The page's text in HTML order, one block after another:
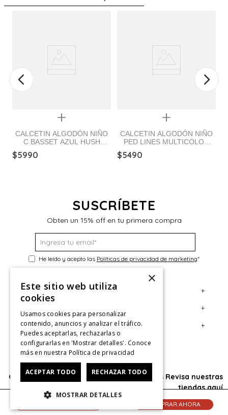
COMPRAR AHORA
Quickview
CALCETIN ALGODÓN NIÑO
C BASSET AZUL HUSH
$5990
Quickview
CALCETIN ALGODÓN NIÑO
PED LINES MULTICOLOR
$5490
SUSCRÍBETE
Obten un 15% off en tu primera compra
He leído y acepto las Políticas de privacidad de marketing*
Servicio al Consumidor +
Centro de Ayuda
Contáctanos
Giftcard
Retiro en tienda
CyberMonday
CyberDay
+
Términos y Condiciones
Políticas de Despacho
Cambios, Retracto y Garantía
Política de Privacidad de Marketing
Cuenta +
Mi Cuenta
Sigue tu compra
¿Dónde viene mi compra?
Ver Boleta / Ticket de cambio
Oficina: Av. Las Condes #11281 - Las Condes Revisa nuestras
tiendasaquí
© 2025 HushPuppies Kids derechos de autor
×
Este sitio web utiliza
cookies
Usamos cookies para personalizar
contenido, anuncios y analizar el tráfico.
Puedes aceptarlas, rechazarlas o
configurarlas en 'Mostrar detalles'. Conoce
más en nuestra Política de privacidad
ACEPTAR TODO RECHAZAR TODO
MOSTRAR DETALLES